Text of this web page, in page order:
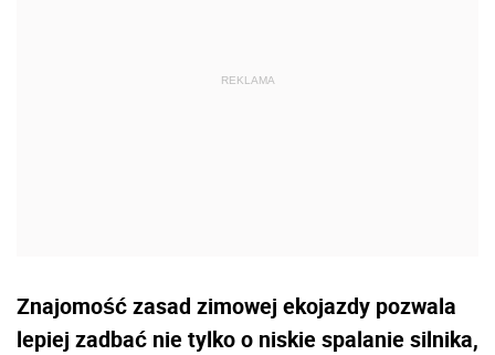
Znajomość zasad zimowej ekojazdy pozwala
lepiej zadbać nie tylko o niskie spalanie silnika,